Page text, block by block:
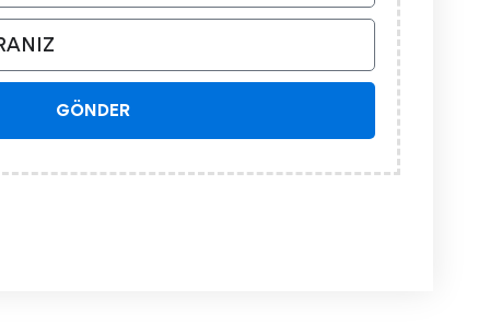
GÖNDER